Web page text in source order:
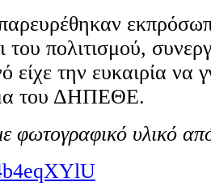
πολιτισμού,
είχε την ευκαιρία να
του ΔΗΠΕΘΕ.
φωτογραφικό υλικό